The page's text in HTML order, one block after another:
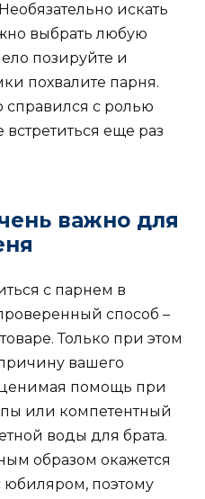
искать
выбрать любую
позируйте и
похвалите парня.
справился с ролью
еще раз
важно для
с парнем в
способ –
Только при этом
вашего
помощь при
или компетентный
воды для брата.
образом окажется
поэтому